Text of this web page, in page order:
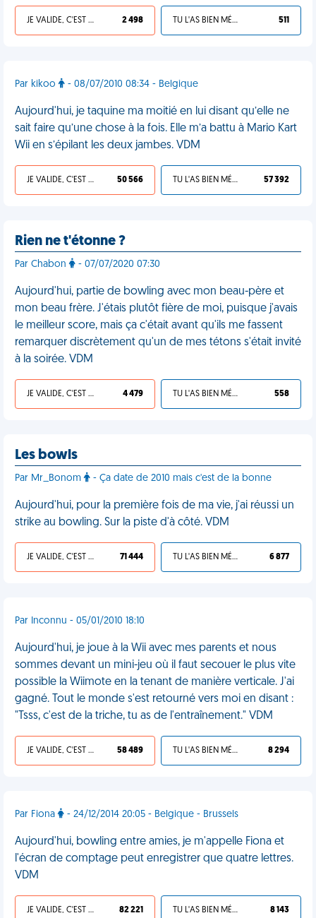
JE VALIDE, C'EST UNE VDM 2 498 TU L'AS BIEN MÉRITÉ 511
Par kikoo - 08/07/2010 08:34 - Belgique
Aujourd'hui, je taquine ma moitié en lui disant qu’elle ne
sait faire qu’une chose à la fois. Elle m’a battu à Mario Kart
Wii en s’épilant les deux jambes. VDM
JE VALIDE, C'EST UNE VDM 50 566 TU L'AS BIEN MÉRITÉ 57 392
Rien ne t'étonne ?
Par Chabon - 07/07/2020 07:30
Aujourd'hui, partie de bowling avec mon beau-père et
mon beau frère. J'étais plutôt fière de moi, puisque j'avais
le meilleur score, mais ça c'était avant qu'ils me fassent
remarquer discrètement qu'un de mes tétons s'était invité
à la soirée. VDM
JE VALIDE, C'EST UNE VDM 4 479 TU L'AS BIEN MÉRITÉ 558
Les bowls
Par Mr_Bonom - Ça date de 2010 mais c'est de la bonne
Aujourd'hui, pour la première fois de ma vie, j'ai réussi un
strike au bowling. Sur la piste d'à côté. VDM
JE VALIDE, C'EST UNE VDM 71 444 TU L'AS BIEN MÉRITÉ 6 877
Par Inconnu - 05/01/2010 18:10
Aujourd'hui, je joue à la Wii avec mes parents et nous
sommes devant un mini-jeu où il faut secouer le plus vite
possible la Wiimote en la tenant de manière verticale. J'ai
gagné. Tout le monde s'est retourné vers moi en disant :
"Tsss, c'est de la triche, tu as de l'entraînement." VDM
JE VALIDE, C'EST UNE VDM 58 489 TU L'AS BIEN MÉRITÉ 8 294
Par Fiona - 24/12/2014 20:05 - Belgique - Brussels
Aujourd'hui, bowling entre amies, je m'appelle Fiona et
l'écran de comptage peut enregistrer que quatre lettres.
VDM
JE VALIDE, C'EST UNE VDM 82 221 TU L'AS BIEN MÉRITÉ 8 143